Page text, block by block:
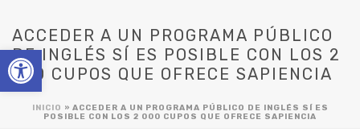
Open toolbar
ACCEDER A UN PROGRAMA PÚBLICO
DE INGLÉS SÍ ES POSIBLE CON LOS 2
000 CUPOS QUE OFRECE SAPIENCIA
INICIO » ACCEDER A UN PROGRAMA PÚBLICO DE INGLÉS SÍ ES
POSIBLE CON LOS 2 000 CUPOS QUE OFRECE SAPIENCIA